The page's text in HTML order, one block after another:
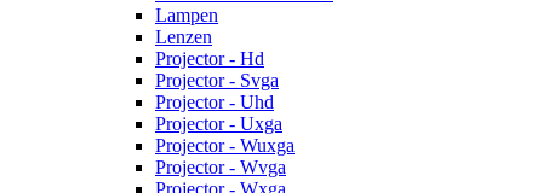
Lampen
Lenzen
Projector - Hd
Projector - Svga
Projector - Uhd
Projector - Uxga
Projector - Wuxga
Projector - Wvga
Projector - Wxga